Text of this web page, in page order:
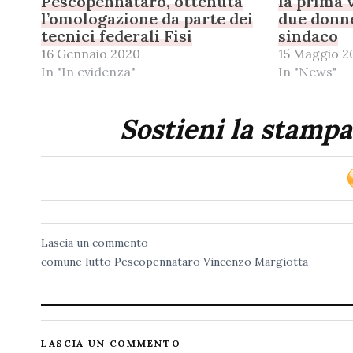
l’omologazione da parte dei
tecnici federali Fisi
16 Gennaio 2020
In "In evidenza"
due
sindaco
15 Maggio
In "News"
Sostieni la
Lascia un commento
comune lutto Pescopennataro Vincenzo Margiotta
LASCIA UN COMMENTO